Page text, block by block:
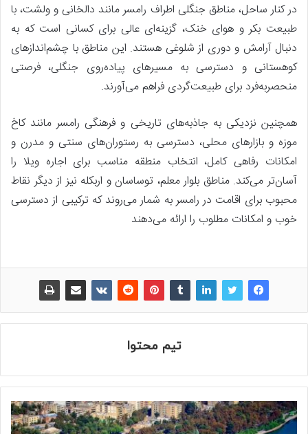
در کنار ساحل، مناطق جنگلی اطراف رامسر مانند دالخانی و ولشت، با
طبیعت بکر و هوای خنک، گزینه‌ای عالی برای کسانی است که به
دنبال آرامش و دوری از شلوغی هستند. این مناطق با چشم‌اندازهای
کوهستانی و دسترسی به مسیرهای پیاده‌روی جنگلی، فرصتی
منحصربه‌فرد برای طبیعت‌گردی فراهم می‌آورند.
همچنین نزدیکی به جاذبه‌های تاریخی و فرهنگی رامسر مانند کاخ
موزه و بازارهای محلی، دسترسی به رستوران‌های سنتی و مدرن و
امکانات رفاهی کامل، انتخاب منطقه مناسب برای اجاره ویلا را
آسان‌تر می‌کند. مناطق بلوار معلم، توساسان و اربکله نیز از دیگر نقاط
محبوب برای اقامت در رامسر به شمار می‌روند که ترکیبی از دسترسی
خوب و امکانات مطلوب را ارائه می‌دهند
تیم محتوا